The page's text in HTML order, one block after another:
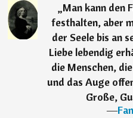
„Man kann den
festhalten, aber
der Seele bis an
Liebe lebendig
die Menschen,
und das Auge
Große,
―